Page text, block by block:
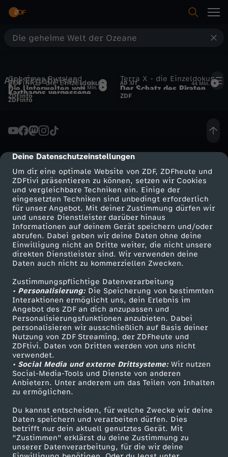
cmp-dialog-description
Deine Datenschutzeinstellungen
Um dir eine optimale Website von ZDF, ZDFheute und
ZDFtivi präsentieren zu können, setzen wir Cookies
und vergleichbare Techniken ein. Einige der
eingesetzten Techniken sind unbedingt erforderlich
für unser Angebot. Mit deiner Zustimmung dürfen wir
und unsere Dienstleister darüber hinaus
Informationen auf deinem Gerät speichern und/oder
abrufen. Dabei geben wir deine Daten ohne deine
Einwilligung nicht an Dritte weiter, die nicht unsere
direkten Dienstleister sind. Wir verwenden deine
Daten auch nicht zu kommerziellen Zwecken.
Zustimmungspflichtige Datenverarbeitung
• Personalisierung:Die Speicherung von bestimmten
Interaktionen ermöglicht uns, dein Erlebnis im
Angebot des ZDF an dich anzupassen und
Personalisierungsfunktionen anzubieten. Dabei
personalisieren wir ausschließlich auf Basis deiner
Nutzung von ZDF Streaming, der ZDFheute und
ZDFtivi. Daten von Dritten werden von uns nicht
verwendet.
• Social Media und externe Drittsysteme:Wir nutzen
Social-Media-Tools und Dienste von anderen
Anbietern. Unter anderem um das Teilen von Inhalten
zu ermöglichen.
Du kannst entscheiden, für welche Zwecke wir deine
Daten speichern und verarbeiten dürfen. Dies
betrifft nur dein aktuell genutztes Gerät. Mit
"Zustimmen" erklärst du deine Zustimmung zu
unserer Datenverarbeitung, für die wir deine
Suche
Kinder
Live & TV
Mein ZDF
Wechseln zu: ZDFheute
c
e
Alle Ergebnisse
Geheimes Russland
Die Unterwelten von
Wladiwostok
ZDFinfo
UT 6 45 Min.
Terra X - die Einzeldokus
Der Schatz des Piraten
ZDF
AD UT 44 Min.
ZDFinfo - die Einzeldokus
Karthagos vergessene
Krieger
ZDFinfo
6 44 Min.
Mehr ZDF
ZDF-Apps
Smart TV
ZDFtext
Livestreams
Sendungen A-Z
TV-Programm
Service
ZDFmitreden
Kontakt zum ZDF
Tickets
Zuschauerservice
Hilfe
ZDF Unternehmen
Karriere
ZDF goes Schule
Werbefernsehen
Mainzelmännchen